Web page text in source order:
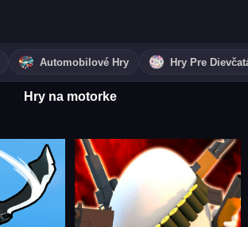
Automobilové Hry Hry Pre
Hry na motorke